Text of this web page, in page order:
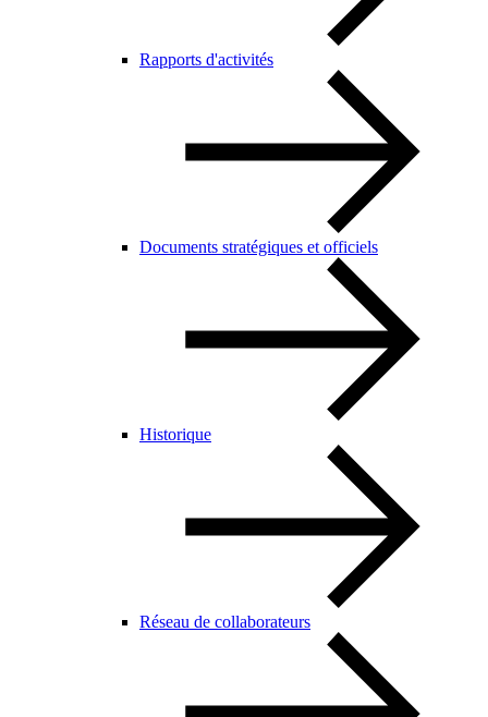
Rapports d'activités
Documents stratégiques et officiels
Historique
Réseau de collaborateurs